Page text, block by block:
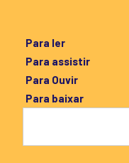
Para ler
Para assistir
Para Ouvir
Para baixar